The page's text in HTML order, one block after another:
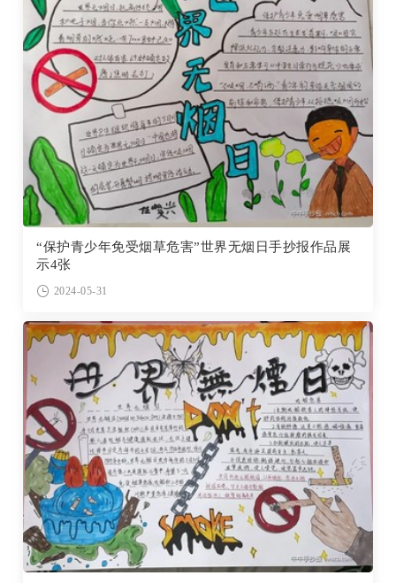
“保护青少年免受烟草危害”世界无烟日手抄报作品展
示4张
2024-05-31